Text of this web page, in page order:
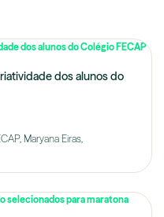
dos alunos do
Maryana Eiras,